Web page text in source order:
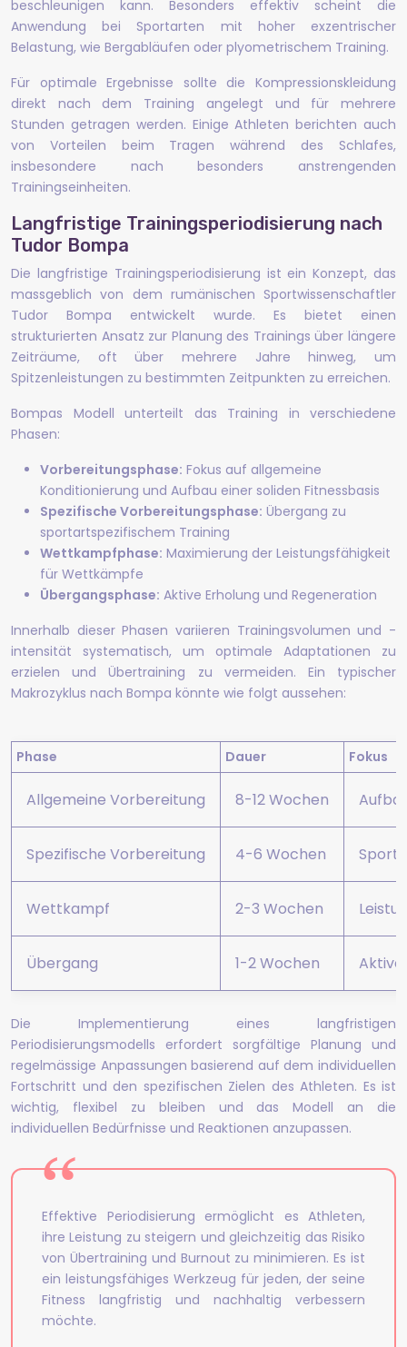
beschleunigen kann. Besonders effektiv scheint die
Anwendung bei Sportarten mit hoher exzentrischer
Belastung, wie Bergabläufen oder plyometrischem Training.
Für optimale Ergebnisse sollte die Kompressionskleidung
direkt nach dem Training angelegt und für mehrere
Stunden getragen werden. Einige Athleten berichten auch
von Vorteilen beim Tragen während des Schlafes,
insbesondere nach besonders anstrengenden
Trainingseinheiten.
Langfristige Trainingsperiodisierung nach
Tudor Bompa
Die langfristige Trainingsperiodisierung ist ein Konzept, das
massgeblich von dem rumänischen Sportwissenschaftler
Tudor Bompa entwickelt wurde. Es bietet einen
strukturierten Ansatz zur Planung des Trainings über längere
Zeiträume, oft über mehrere Jahre hinweg, um
Spitzenleistungen zu bestimmten Zeitpunkten zu erreichen.
Bompas Modell unterteilt das Training in verschiedene
Phasen:
Vorbereitungsphase: Fokus auf allgemeine
Konditionierung und Aufbau einer soliden Fitnessbasis
Spezifische Vorbereitungsphase: Übergang zu
sportartspezifischem Training
Wettkampfphase: Maximierung der Leistungsfähigkeit
für Wettkämpfe
Übergangsphase: Aktive Erholung und Regeneration
Innerhalb dieser Phasen variieren Trainingsvolumen und -
intensität systematisch, um optimale Adaptationen zu
erzielen und Übertraining zu vermeiden. Ein typischer
Makrozyklus nach Bompa könnte wie folgt aussehen:
Phase Dauer Fokus
Allgemeine Vorbereitung 8-12 Wochen
Spezifische Vorbereitung 4-6 Wochen
Wettkampf 2-3 Wochen
Übergang 1-2 Wochen Aktive
Die Implementierung eines langfristigen
Periodisierungsmodells erfordert sorgfältige Planung und
regelmässige Anpassungen basierend auf dem individuellen
Fortschritt und den spezifischen Zielen des Athleten. Es ist
wichtig, flexibel zu bleiben und das Modell an die
individuellen Bedürfnisse und Reaktionen anzupassen.
Effektive Periodisierung ermöglicht es Athleten,
ihre Leistung zu steigern und gleichzeitig das Risiko
von Übertraining und Burnout zu minimieren. Es ist
ein leistungsfähiges Werkzeug für jeden, der seine
Fitness langfristig und nachhaltig verbessern
möchte.